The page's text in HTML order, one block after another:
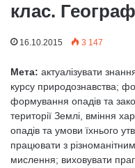
клас.
16.10.2015 3 147
Мета: актуалізувати
курсу природознавства;
формування опадів та
території Землі, вміння
опадів та умови їхнього
працювати з
мислення; виховувати